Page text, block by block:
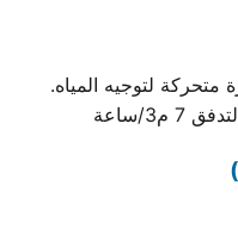
لتوجيه المياه.